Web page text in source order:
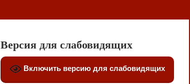
Версия для слабовидящих
Включить версию для слабовидящих